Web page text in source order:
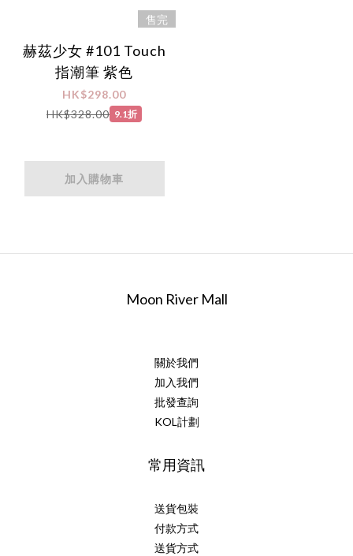
售完
赫茲少女 #101 Touch
指潮筆 紫色
HK$298.00
HK$328.00 9.1折
加入購物車
Moon River Mall
關於我們
加入我們
批發查詢
KOL計劃
常用資訊
送貨包裝
付款方式
送貨方式